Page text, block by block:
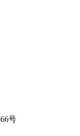
号